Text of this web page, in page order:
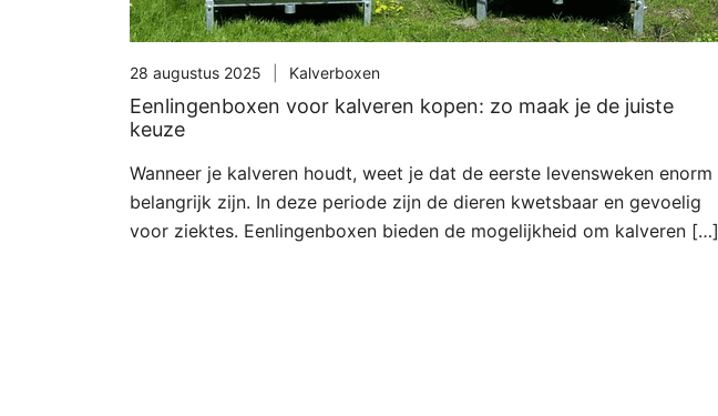
28 augustus 2025 Kalverboxen
Eenlingenboxen voor kalveren kopen: zo maak je de juiste
keuze
Wanneer je kalveren houdt, weet je dat de eerste levensweken enorm
belangrijk zijn. In deze periode zijn de dieren kwetsbaar en gevoelig
voor ziektes. Eenlingenboxen bieden de mogelijkheid om kalveren […]